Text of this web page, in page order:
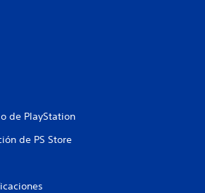
de PlayStation
de PS Store